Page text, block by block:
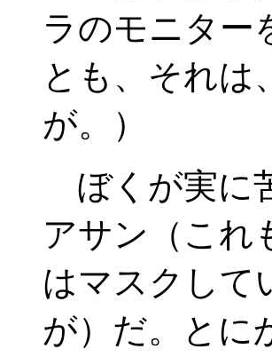
ラのモニター
とも、それは
が。）
ぼくが実に
アサン（これ
はマスクして
が）だ。とに